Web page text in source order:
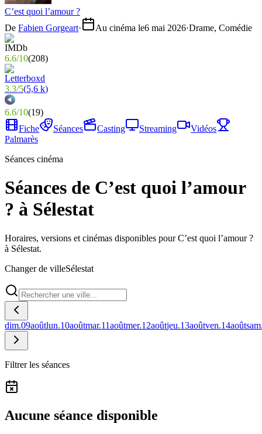
C’est quoi l’amour ?
De Fabien Gorgeart· Au cinéma le6 mai 2026·Drame, Comédie
6.6/10(208)
3.3/5(5,6 k)
6.6/10(19)
Fiche
Séances Casting Streaming
Vidéos
Palmarès
Séances cinéma
Séances de C’est quoi l’amour
? à Sélestat
Horaires, versions et cinémas disponibles pour C’est quoi l’amour ?
à Sélestat.
Changer de villeSélestat
dim.09aoûtlun.10aoûtmar.11aoûtmer.12aoûtjeu.13aoûtven.14août
Filtrer les séances
Aucune séance disponible